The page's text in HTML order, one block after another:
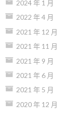
2024 年 1 月
2022 年 4 月
2021 年 12 月
2021 年 11 月
2021 年 9 月
2021 年 6 月
2021 年 5 月
2020 年 12 月